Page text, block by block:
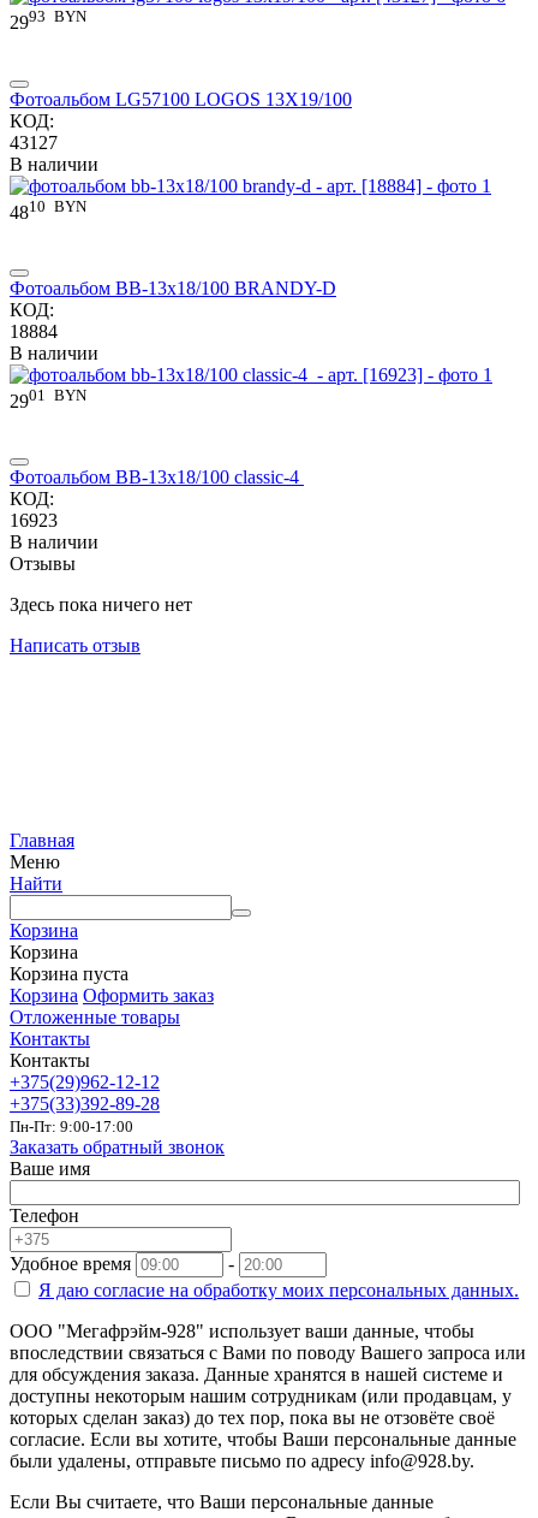
2993 BYN
Фотоальбом LG57100 LOGOS 13X19/100
КОД:
43127
В наличии
4810 BYN
Фотоальбом BB-13x18/100 BRANDY-D
КОД:
18884
В наличии
2901 BYN
Фотоальбом BB-13x18/100 classic-4
КОД:
16923
В наличии
Отзывы
Здесь пока ничего нет
Написать отзыв
Главная
Меню
Найти
Корзина
Корзина
Корзина пуста
Корзина Оформить заказ
Отложенные товары
Контакты
Контакты
+375(29)962-12-12
+375(33)392-89-28
Пн-Пт: 9:00-17:00
Заказать обратный звонок
Ваше имя
Телефон
Удобное время
-
Я даю согласие на обработку моих персональных данных.
ООО "Мегафрэйм-928" использует ваши данные, чтобы
впоследствии связаться с Вами по поводу Вашего запроса или
для обсуждения заказа. Данные хранятся в нашей системе и
доступны некоторым нашим сотрудникам (или продавцам, у
которых сделан заказ) до тех пор, пока вы не отзовёте своё
согласие. Если вы хотите, чтобы Ваши персональные данные
были удалены, отправьте письмо по адресу info@928.by.
Если Вы считаете, что Ваши персональные данные